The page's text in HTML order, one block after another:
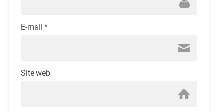
E-mail *
Site web